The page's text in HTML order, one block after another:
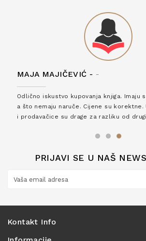
MAJA MAJIČEVIĆ - -
Odlično iskustvo kupovanja knjiga. Imaju
a što nemaju naruče. Cijene su korektne.
i prodavačice su drage za razliku od
PRIJAVI SE U NAŠ
Kontakt Info